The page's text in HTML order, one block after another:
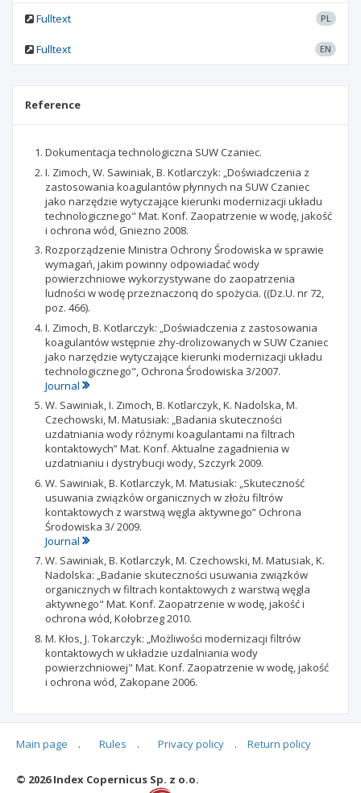
Fulltext PL
Fulltext EN
Reference
Dokumentacja technologiczna SUW Czaniec.
I. Zimoch, W. Sawiniak, B. Kotlarczyk: „Doświadczenia z
zastosowania koagulantów płynnych na SUW Czaniec
jako narzędzie wytyczające kierunki modernizacji układu
technologicznego" Mat. Konf. Zaopatrzenie w wodę, jakość
i ochrona wód, Gniezno 2008.
Rozporządzenie Ministra Ochrony Środowiska w sprawie
wymagań, jakim powinny odpowiadać wody
powierzchniowe wykorzystywane do zaopatrzenia
ludności w wodę przeznaczonq do spożycia. ((Dz.U. nr 72,
poz. 466).
I. Zimoch, B. Kotlarczyk: „Doświadczenia z zastosowania
koagulantów wstępnie zhy-drolizowanych w SUW Czaniec
jako narzędzie wytyczające kierunki modernizacji układu
technologicznego", Ochrona Środowiska 3/2007.
Journal
W. Sawiniak, I. Zimoch, B. Kotlarczyk, K. Nadolska, M.
Czechowski, M. Matusiak: „Badania skuteczności
uzdatniania wody różnymi koagulantami na filtrach
kontaktowych” Mat. Konf. Aktualne zagadnienia w
uzdatnianiu i dystrybucji wody, Szczyrk 2009.
W. Sawiniak, B. Kotlarczyk, M. Matusiak: „Skuteczność
usuwania związków organicznych w złożu filtrów
kontaktowych z warstwą węgla aktywnego” Ochrona
Środowiska 3/ 2009.
Journal
W. Sawiniak, B. Kotlarczyk, M. Czechowski, M. Matusiak, K.
Nadolska: „Badanie skuteczności usuwania związków
organicznych w filtrach kontaktowych z warstwą węgla
aktywnego" Mat. Konf. Zaopatrzenie w wodę, jakość i
ochrona wód, Kołobrzeg 2010.
M. Kłos, J. Tokarczyk: „Możliwości modernizacji filtrów
kontaktowych w układzie uzdalniania wody
powierzchniowej" Mat. Konf. Zaopatrzenie w wodę, jakość
i ochrona wód, Zakopane 2006.
Articles quoting
Main page . Rules . Privacy policy . Return policy
© 2026 Index Copernicus Sp. z o.o.